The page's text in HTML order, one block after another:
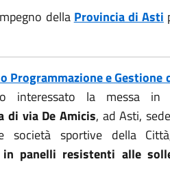
della Provincia di Asti
Programmazione e Gestione
interessato la messa in
di via De Amicis, ad Asti,
società sportive della
panelli resistenti alle